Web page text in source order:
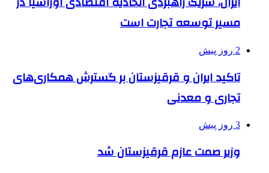
مسیر توسعه تجارت است
2 روز پیش
تاکید ایران و قرقیزستان بر گسترش همکاری‌های
تجاری و معدنی
3 روز پیش
وزیر صمت عازم قرقیزستان شد